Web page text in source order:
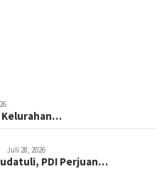
Kelurahan…
Juli 28, 2026
PDI Perjuan…